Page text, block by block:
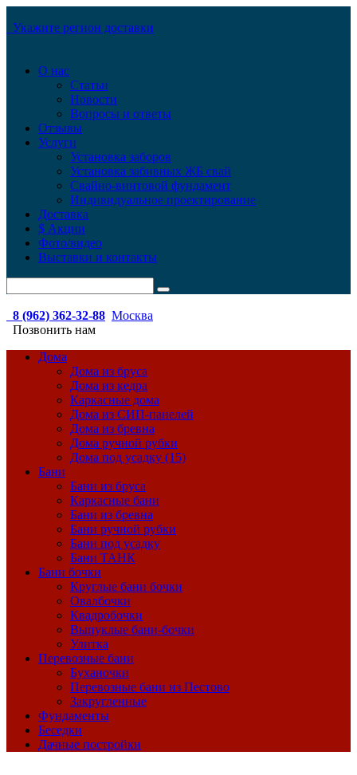
Укажите регион доставки
О нас
Статьи
Новости
Вопросы и ответы
Отзывы
Услуги
Установка заборов
Установка забивных ЖБ свай
Свайно-винтовой фундамент
Индивидуальное проектирование
Доставка
$ Акции
Фото/видео
Выставки и контакты
8 (962) 362-32-88 Москва
Позвонить нам
Дома
Дома из бруса
Дома из кедра
Каркасные дома
Дома из СИП-панелей
Дома из бревна
Дома ручной рубки
Дома под усадку (15)
Бани
Бани из бруса
Каркасные бани
Бани из бревна
Бани ручной рубки
Бани под усадку
Бани ТАНК
Бани бочки
Круглые бани бочки
Овалбочки
Квадробочки
Выпуклые бани-бочки
Улитка
Перевозные бани
Буханочки
Перевозные бани из Пестово
Закругленные
Фундаменты
Беседки
Дачные постройки